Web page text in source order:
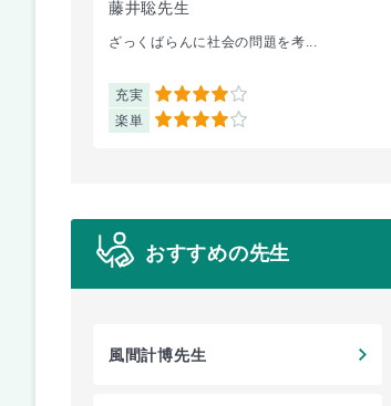
藤井聡先生
ざっくばらんに社会の問題を考...
充実 4
楽単 4
おすすめの先生
風間計博先生